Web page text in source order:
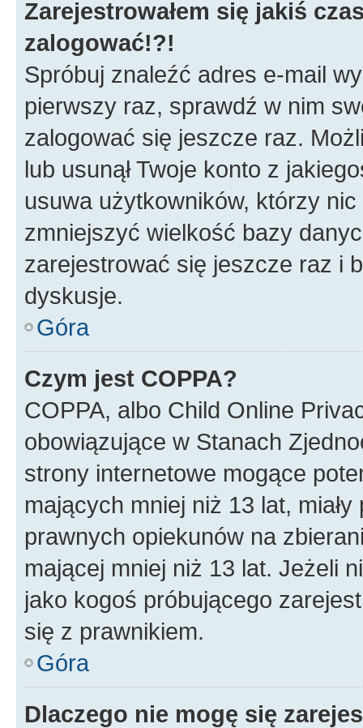
Zarejestrowałem się jakiś
zalogować!?!
Spróbuj znaleźć adres e-mail
pierwszy raz, sprawdź w nim
zalogować się jeszcze raz.
lub usunął Twoje konto z
usuwa użytkowników, którzy
zmniejszyć wielkość bazy
zarejestrować się jeszcze raz i
dyskusje.
Góra
Czym jest COPPA?
COPPA, albo Child Online
obowiązujące w Stanach
strony internetowe mogące
mających mniej niż 13 lat,
prawnych opiekunów na
mającej mniej niż 13 lat. Jeżeli
jako kogoś próbującego
się z prawnikiem.
Góra
Dlaczego nie mogę się